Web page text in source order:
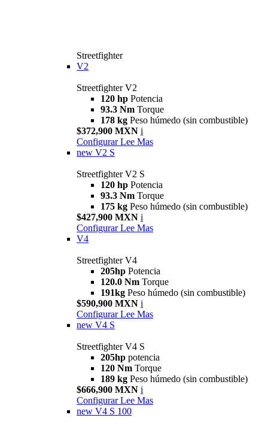
Streetfighter
V2
Streetfighter V2
120 hp Potencia
93.3 Nm Torque
178 kg Peso húmedo (sin combustible)
$372,900 MXN i
Configurar Lee Mas
new V2 S
Streetfighter V2 S
120 hp Potencia
93.3 Nm Torque
175 kg Peso húmedo (sin combustible)
$427,900 MXN i
Configurar Lee Mas
V4
Streetfighter V4
205hp Potencia
120.0 Nm Torque
191kg Peso húmedo (sin combustible)
$590,900 MXN i
Configurar Lee Mas
new V4 S
Streetfighter V4 S
205hp potencia
120 Nm Torque
189 kg Peso húmedo (sin combustible)
$666,900 MXN i
Configurar Lee Mas
new V4 S 100